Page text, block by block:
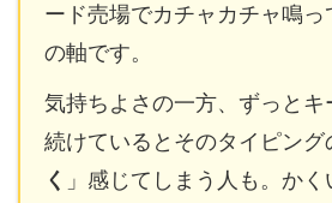
ード売場でカチャカチャ鳴
の軸です。
気持ちよさの一方、ずっとキ
続けているとそのタイピング
く 」感じてしまう人も。か